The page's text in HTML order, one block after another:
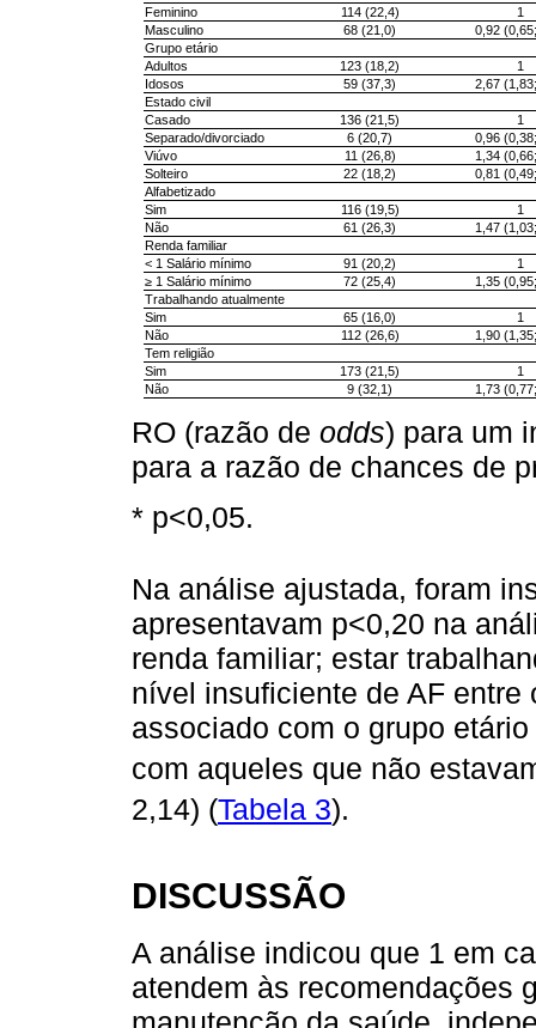
Feminino
114 (22,4)
1
Masculino
68 (21,0)
0,92
Grupo etário
Adultos
123 (18,2)
1
Idosos
59 (37,3)
2,67
Estado civil
Casado
136 (21,5)
1
Separado/divorciado
6 (20,7)
0,96
Viúvo
11 (26,8)
1,34
Solteiro
22 (18,2)
0,81
Alfabetizado
Sim
116 (19,5)
1
Não
61 (26,3)
1,47
Renda familiar
< 1 Salário mínimo
91 (20,2)
1
≥ 1 Salário mínimo
72 (25,4)
1,35
Trabalhando atualmente
Sim
65 (16,0)
1
Não
112 (26,6)
1,90
Tem religião
Sim
173 (21,5)
1
Não
9 (32,1) 1,73
RO (razão de odds) para um
para a razão de chances de
* p<0,05.
Na análise ajustada, foram
apresentavam p<0,20 na
renda familiar; estar
nível insuficiente de AF
associado com o grupo
com aqueles que não
2,14) (Tabela 3).
DISCUSSÃO
A análise indicou que 1 em
atendem às recomendações